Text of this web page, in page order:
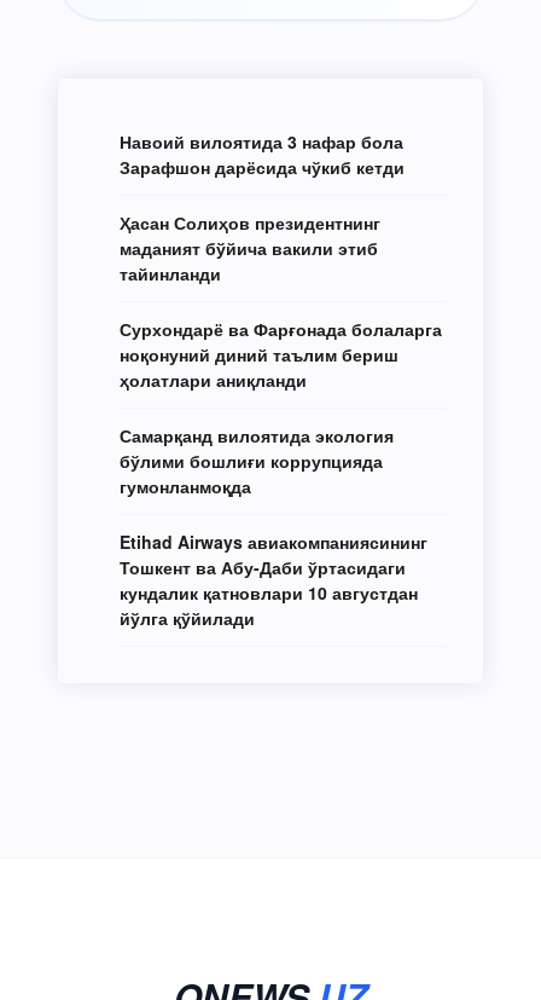
Навоий вилоятида 3 нафар бола
Зарафшон дарёсида чўкиб кетди
Ҳасан Солиҳов президентнинг
маданият бўйича вакили этиб
тайинланди
Сурхондарё ва Фарғонада болаларга
ноқонуний диний таълим бериш
ҳолатлари аниқланди
Самарқанд вилоятида экология
бўлими бошлиғи коррупцияда
гумонланмоқда
Etihad Airways авиакомпаниясининг
Тошкент ва Абу-Даби ўртасидаги
кундалик қатновлари 10 августдан
йўлга қўйилади